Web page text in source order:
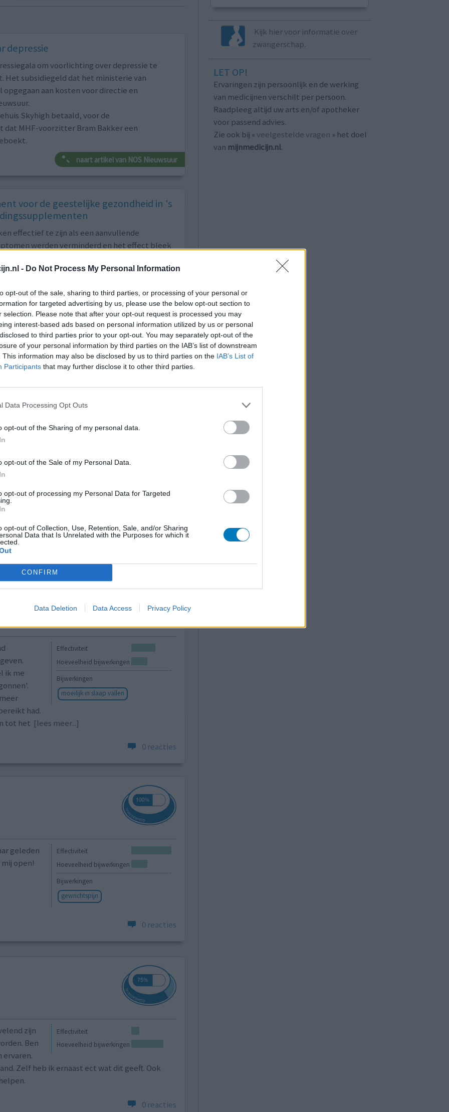
- Do Not Process My Personal Information
opt-out of the sale, sharing to third parties, or processing of your personal or
for targeted advertising by us, please use the below opt-out section to
selection. Please note that after your opt-out request is processed you may
interest-based ads based on personal information utilized by us or personal
to third parties prior to your opt-out. You may separately opt-out of the
of your personal information by third parties on the IAB’s list of downstream
This information may also be disclosed by us to third parties on the IAB’s List of
Participants that may further disclose it to other third parties.
Data Processing Opt Outs
opt-out of the Sharing of my personal data.
opt-out of the Sale of my Personal Data.
opt-out of processing my Personal Data for Targeted
opt-out of Collection, Use, Retention, Sale, and/or Sharing
Data that Is Unrelated with the Purposes for which it
CONFIRM
Data Deletion Data Access Privacy Policy
depressie
om voorlichting over depressie te
Het subsidiegeld dat het ministerie van
aan kosten voor directie en
Skyhigh betaald, voor de
MHF-voorzitter Bram Bakker een
naart artikel van NOS Nieuwsuur
voor de geestelijke gezondheid in 's
effectief te zijn als een aanvullende
werden verminderd en het effect bleek
aanwijzingen dat omega-3-supplementen
van ADHD. Wat is Omega-3? Omega
De bekendste zijn het plantaardige alfa-
(DHA). De vette vissoorten
belangrijke bronnen. Vissen halen de EPA
het direct uit algen.
Naar volledige artikel
09-2019)
terwijl het bij ongeveer 30 tot
juiste middel in de juiste dosering kan wel
wel vaak heftig aanwezig waardoor het
ernstig geschaad wordt.
personal medicine test, kan artsen helpen
te kiezen voor hun patiënten.
lees meer
leeftijd algehele tevredenheid
Effectiviteit
Hoeveelheid bijwerkingen
Bijwerkingen
moeilijk in slaap vallen
ik me
had.
tot het [lees meer...]
0 reacties
Effectiviteit
Hoeveelheid bijwerkingen
Bijwerkingen
gewrichtspijn
geleden
open!
0 reacties
Effectiviteit
Hoeveelheid bijwerkingen
zijn
Ben
ervaren.
Zelf heb ik ernaast ect wat dit geeft. Ook
0 reacties
Kijk hier voor informatie over
zwangerschap.
LET OP!
Ervaringen zijn persoonlijk en de werking
van medicijnen verschilt per persoon.
Raadpleeg altijd uw arts en/of apotheker
voor passend advies.
Zie ook bij « veelgestelde vragen » het doel
van mijnmedicijn.nl.